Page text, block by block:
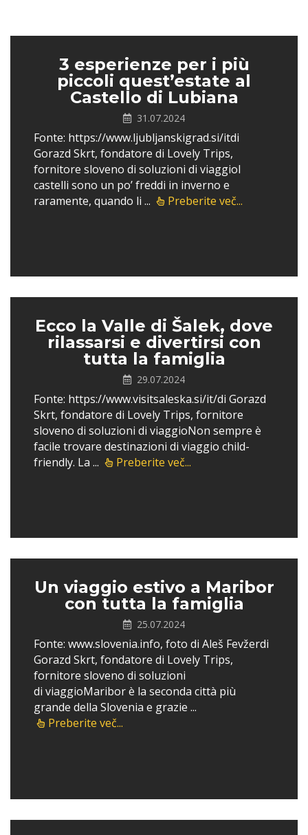
3 esperienze per i più
piccoli quest’estate al
Castello di Lubiana
31.07.2024
Fonte: https://www.ljubljanskigrad.si/itdi
Gorazd Skrt, fondatore di Lovely Trips,
fornitore sloveno di soluzioni di viaggioI
castelli sono un po’ freddi in inverno e
raramente, quando li ...
Preberite več...
Ecco la Valle di Šalek, dove
rilassarsi e divertirsi con
tutta la famiglia
29.07.2024
Fonte: https://www.visitsaleska.si/it/di Gorazd
Skrt, fondatore di Lovely Trips, fornitore
sloveno di soluzioni di viaggioNon sempre è
facile trovare destinazioni di viaggio child-
friendly. La ...
Preberite več...
Un viaggio estivo a Maribor
con tutta la famiglia
25.07.2024
Fonte: www.slovenia.info, foto di Aleš Fevžerdi
Gorazd Skrt, fondatore di Lovely Trips,
fornitore sloveno di soluzioni
di viaggioMaribor è la seconda città più
grande della Slovenia e grazie ...
Preberite več...